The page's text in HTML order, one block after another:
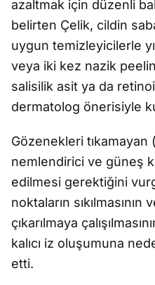
azaltmak için düzenli
belirten Çelik, cildin
uygun temizleyicilerle
veya iki kez nazik
salisilik asit ya da
dermatolog önerisiyle
Gözenekleri
nemlendirici ve güneş
edilmesi gerektiğini
noktaların
çıkarılmaya
kalıcı iz oluşumuna
etti.